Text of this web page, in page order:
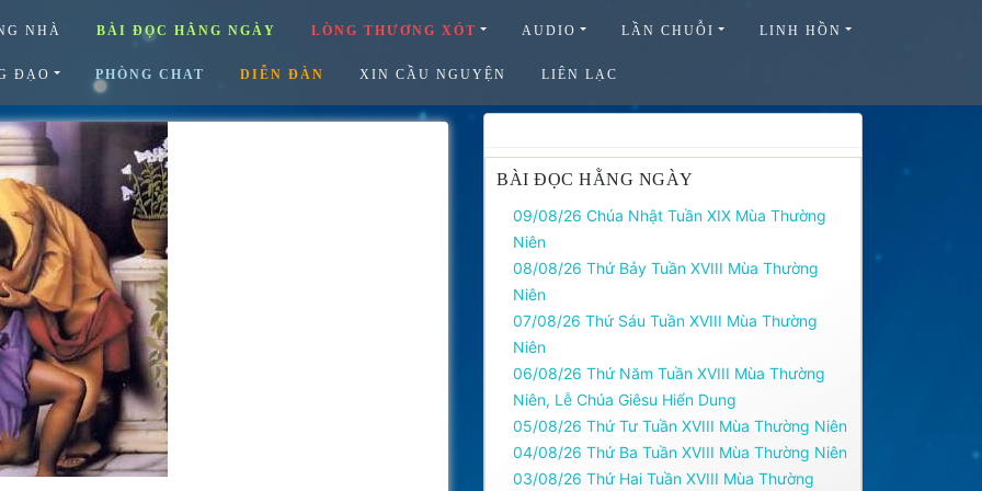
NHÀ BÀI ĐỌC HẰNG NGÀY LÒNG THƯƠNG XÓT AUDIO LẦN CHUỖI LINH HỒN
ĐẠO PHÒNG CHAT DIỄN ĐÀN XIN CẦU NGUYỆN LIÊN LẠC
BÀI ĐỌC HẰNG NGÀY
09/08/26 Chúa Nhật Tuần XIX Mùa Thường
Niên
08/08/26 Thứ Bảy Tuần XVIII Mùa Thường
Niên
07/08/26 Thứ Sáu Tuần XVIII Mùa Thường
Niên
06/08/26 Thứ Năm Tuần XVIII Mùa Thường
Niên, Lễ Chúa Giêsu Hiển Dung
05/08/26 Thứ Tư Tuần XVIII Mùa Thường Niên
04/08/26 Thứ Ba Tuần XVIII Mùa Thường Niên
03/08/26 Thứ Hai Tuần XVIII Mùa Thường